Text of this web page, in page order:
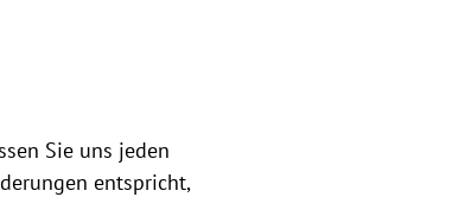
Sie uns jeden
entspricht,